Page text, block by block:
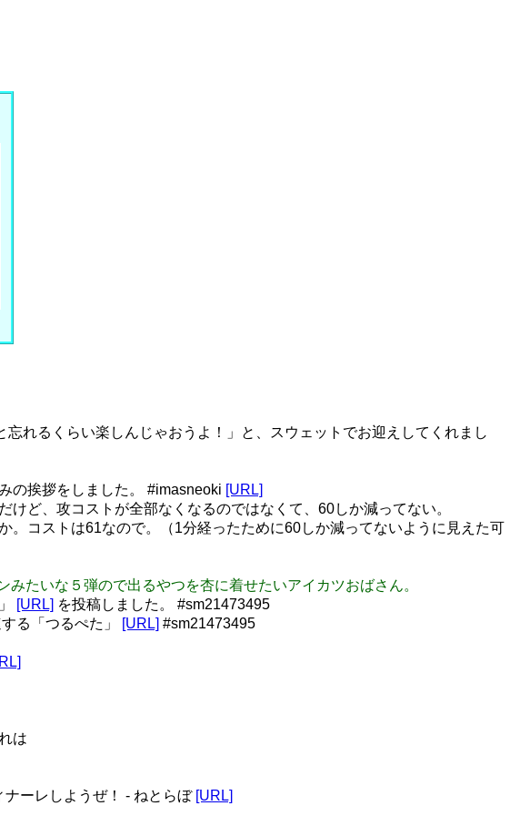
るくらい楽しんじゃおうよ！」と、スウェットでお迎えしてくれまし
の挨拶をしました。 #imasneoki [URL]
ど、攻コストが全部なくなるのではなくて、60しか減ってない。
コストは61なので。（1分経ったために60しか減ってないように見えた可
たいな５弾ので出るやつを杏に着せたいアイカツおばさん。
[URL] を投稿しました。 #sm21473495
る「つるぺた」 [URL] #sm21473495
は
ーレしようぜ！ - ねとらぼ [URL]